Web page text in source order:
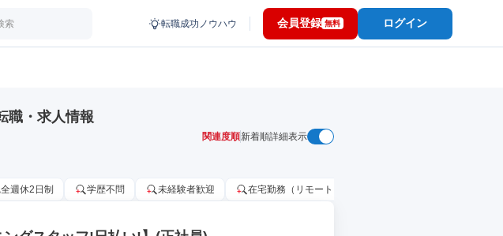
索 転職成功ノウハウ 会員登録 無料 ログイン
職・求人情報
関連度順新着順詳細表示
週休2日制 学歴不問 未経験者歓迎 在宅勤務（リモートワーク）OK